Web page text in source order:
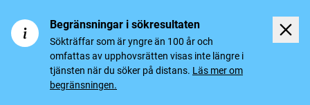
Begränsningar i sökresultaten
Sökträffar som är yngre än 100 år och
omfattas av upphovsrätten visas inte längre i
tjänsten när du söker på distans. Läs mer om
begränsningen.